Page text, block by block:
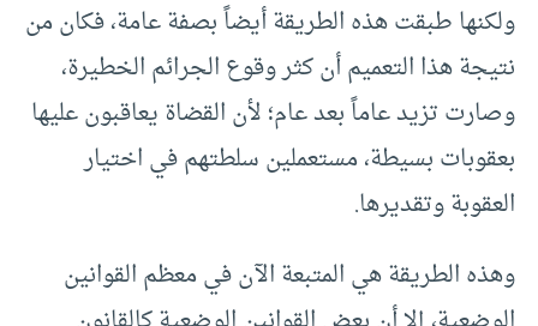
ولكنها طبقت هذه الطريقة أيضاً بصفة عامة، فكان من
نتيجة هذا التعميم أن كثر وقوع الجرائم الخطيرة،
وصارت تزيد عاماً بعد عام؛ لأن القضاة يعاقبون عليها
بعقوبات بسيطة، مستعملين سلطتهم في اختيار
العقوبة وتقديرها.
وهذه الطريقة هي المتبعة الآن في معظم القوانين